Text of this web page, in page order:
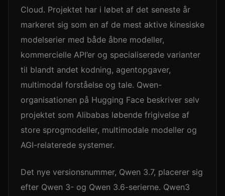
Cloud. Projektet har i løbet af det seneste år
markeret sig som en af de mest aktive kinesiske
modelserier med både åbne modeller,
kommercielle API’er og specialiserede varianter
til blandt andet kodning, agentopgaver,
multimodal forståelse og tale. Qwen-
organisationen på Hugging Face beskriver selv
projektet som Alibabas løbende frigivelse af
store sprogmodeller, multimodale modeller og
AGI-relaterede systemer.
Det nye versionsnummer, Qwen 3.7, placerer sig
efter Qwen 3- og Qwen 3.6-serierne. Qwen3